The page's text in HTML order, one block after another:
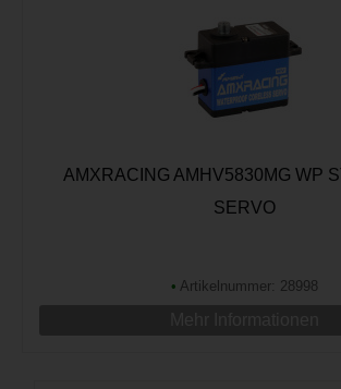
AMXRACING AMHV5830MG WP
SERVO
• Artikelnummer: 28998